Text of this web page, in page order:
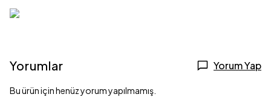
Yorumlar Yorum Yap
Bu ürün için henüz yorum yapılmamış.